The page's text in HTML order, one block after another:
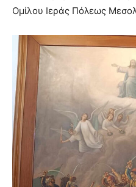
Ομίλου Ιεράς Πόλεως